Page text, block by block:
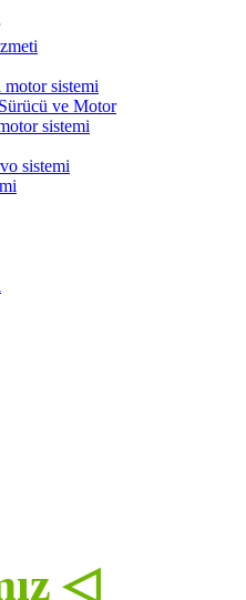
sistemi
ve Motor
sistemi
sistemi
◁